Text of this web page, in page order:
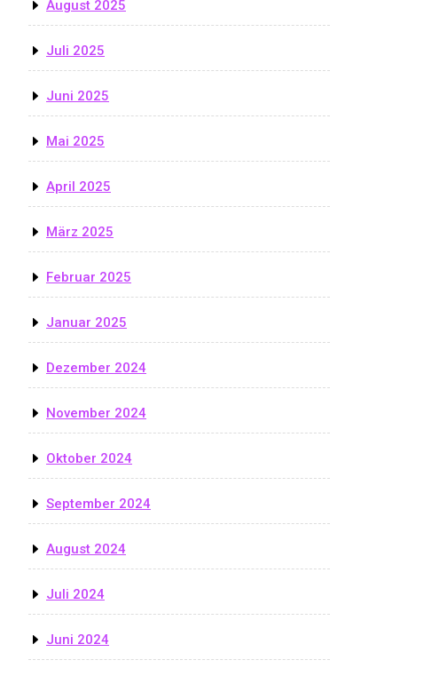
August 2025
Juli 2025
Juni 2025
Mai 2025
April 2025
März 2025
Februar 2025
Januar 2025
Dezember 2024
November 2024
Oktober 2024
September 2024
August 2024
Juli 2024
Juni 2024